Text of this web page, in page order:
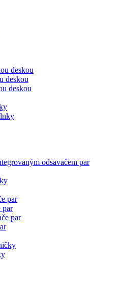
deskou
deskou
deskou
odsavačem par
par
par
par